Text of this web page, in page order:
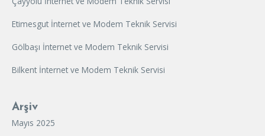
Etimesgut İnternet ve Modem Teknik Servisi
Gölbaşı İnternet ve Modem Teknik Servisi
Bilkent İnternet ve Modem Teknik Servisi
Arşiv
Mayıs 2025